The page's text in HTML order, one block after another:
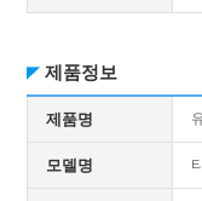
제품정보
제품명
모델명